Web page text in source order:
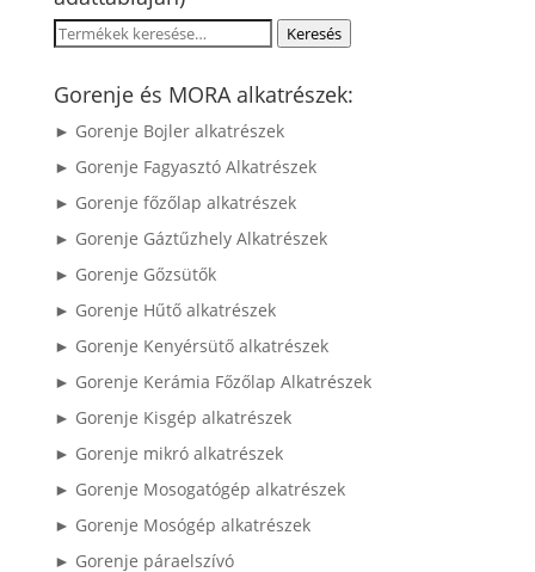
Keresés
következőre:
Keresés
Gorenje és MORA alkatrészek:
► Gorenje Bojler alkatrészek
► Gorenje Fagyasztó Alkatrészek
► Gorenje főzőlap alkatrészek
► Gorenje Gáztűzhely Alkatrészek
► Gorenje Gőzsütők
► Gorenje Hűtő alkatrészek
► Gorenje Kenyérsütő alkatrészek
► Gorenje Kerámia Főzőlap Alkatrészek
► Gorenje Kisgép alkatrészek
► Gorenje mikró alkatrészek
► Gorenje Mosogatógép alkatrészek
► Gorenje Mosógép alkatrészek
► Gorenje páraelszívó